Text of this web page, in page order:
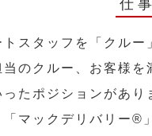
仕
スタッフを「クル
のクルー、お客様
たポジションがあり
マックデリバリー®︎